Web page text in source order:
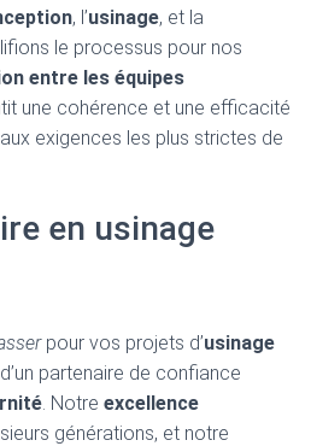
, l’usinage, et la
le processus pour nos
entre les équipes
une cohérence et une efficacité
exigences les plus strictes de
en usinage
pour vos projets d’usinage
partenaire de confiance
. Notre excellence
générations, et notre